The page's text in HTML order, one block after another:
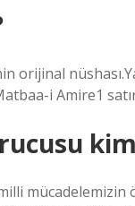
orijinal
i Amire1